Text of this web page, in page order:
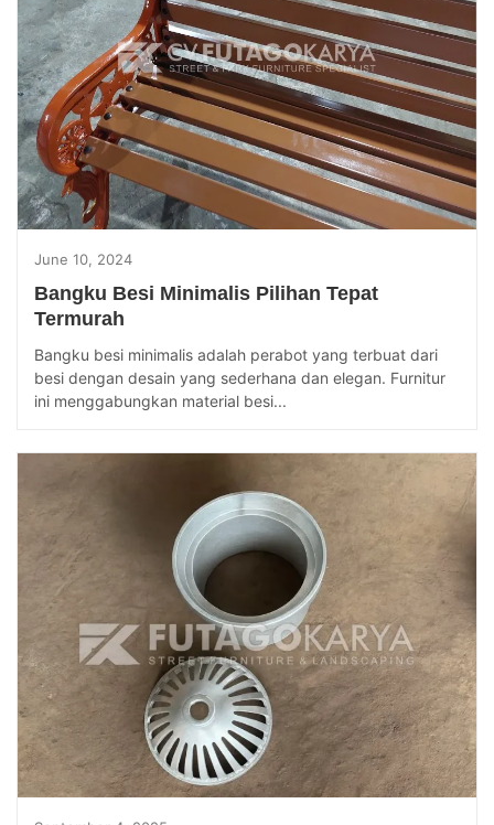
June 10, 2024
Bangku Besi Minimalis Pilihan Tepat
Termurah
Bangku besi minimalis adalah perabot yang terbuat dari
besi dengan desain yang sederhana dan elegan. Furnitur
ini menggabungkan material besi...